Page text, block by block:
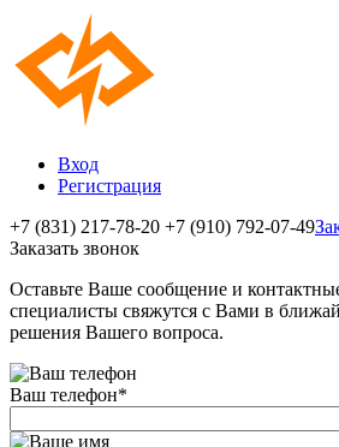
Вход
Регистрация
+7 (831) 217-78-20 +7 (910) 792-07-49
Заказать звонок
Оставьте Ваше сообщение и
специалисты свяжутся с Вами в
решения Вашего вопроса.
Ваш телефон*